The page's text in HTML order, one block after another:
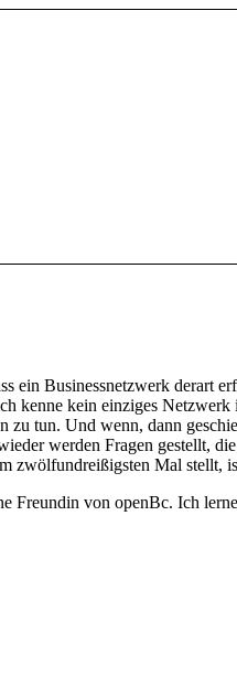
ein Businessnetzwerk derart
kenne kein einziges
zu tun. Und wenn, dann
werden Fragen gestellt,
zwölfundreißigsten Mal stellt,
Freundin von openBc. Ich